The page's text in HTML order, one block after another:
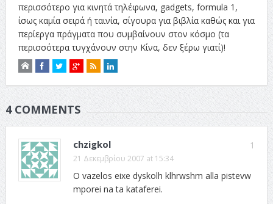
περισσότερο για κινητά τηλέφωνα, gadgets, formula 1,
ίσως καμία σειρά ή ταινία, σίγουρα για βιβλία καθώς και για
περίεργα πράγματα που συμβαίνουν στον κόσμο (τα
περισσότερα τυγχάνουν στην Κίνα, δεν ξέρω γιατί)!
4 COMMENTS
1
chzigkol
21 Δεκεμβρίου 2007 at 15:34
O vazelos eixe dyskolh klhrwshm alla pistevw
mporei na ta kataferei.